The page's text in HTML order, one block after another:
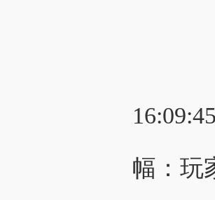
幅：玩